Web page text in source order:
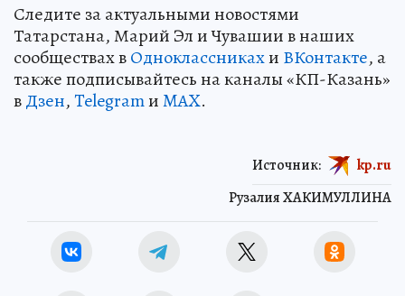
Следите за актуальными новостями
Татарстана, Марий Эл и Чувашии в наших
сообществах вОдноклассникахи ВКонтакте, а
также подписывайтесь на каналы «КП-Казань»
вДзен,TelegramиMAX.
Рузалия ХАКИМУЛЛИНА
Источник: kp.ru